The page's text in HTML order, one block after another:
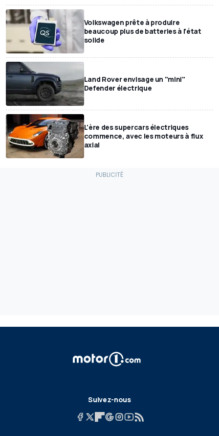
Volkswagen prête à produire
beaucoup plus de batteries à l'état
solide
Land Rover envisage un "mini"
Defender électrique
L'ère des supercars électriques
commence, avec les moteurs à flux
axial
Suivez-nous